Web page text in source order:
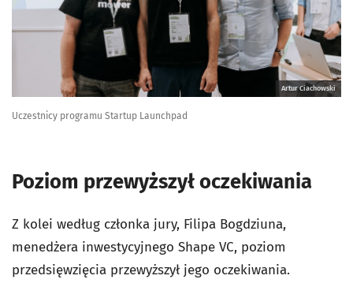
Artur Ciachowski
Uczestnicy programu Startup Launchpad
Poziom przewyższył oczekiwania
Z kolei według członka jury, Filipa Bogdziuna,
menedżera inwestycyjnego Shape VC, poziom
przedsięwzięcia przewyższył jego oczekiwania.